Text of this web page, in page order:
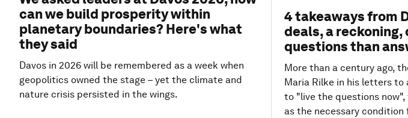
can we build prosperity within
planetary boundaries? Here's what
they said
Davos in 2026 will be remembered as a week when
geopolitics owned the stage – yet the climate and
nature crisis persisted in the wings.
4 takeaways from
deals, a reckoning,
questions than
More than a century ago,
Maria Rilke in his letters to
to "live the questions
as the necessary condition